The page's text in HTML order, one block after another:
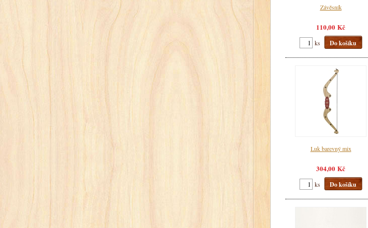
Závěsník
110,00 Kč
ks Do košíku
Luk barevný mix
304,00 Kč
ks Do košíku